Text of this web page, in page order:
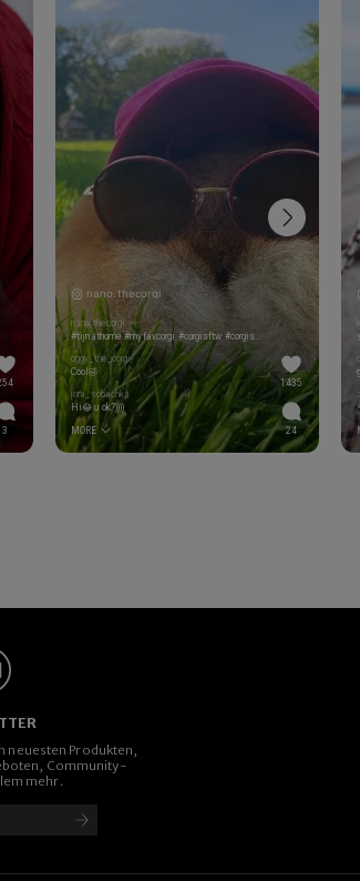
3
nano.thecorgi
nano.thecorgi
oggy_the_corgi
Cool🤣
jora_sobachka
Hi😂 u ok?))))
MORE
1435
24
neuesten Produkten,
Community-
mehr.